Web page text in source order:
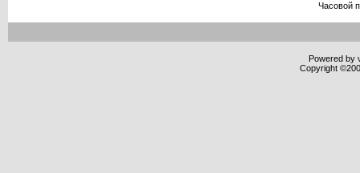
Часовой
Powered by
Copyright